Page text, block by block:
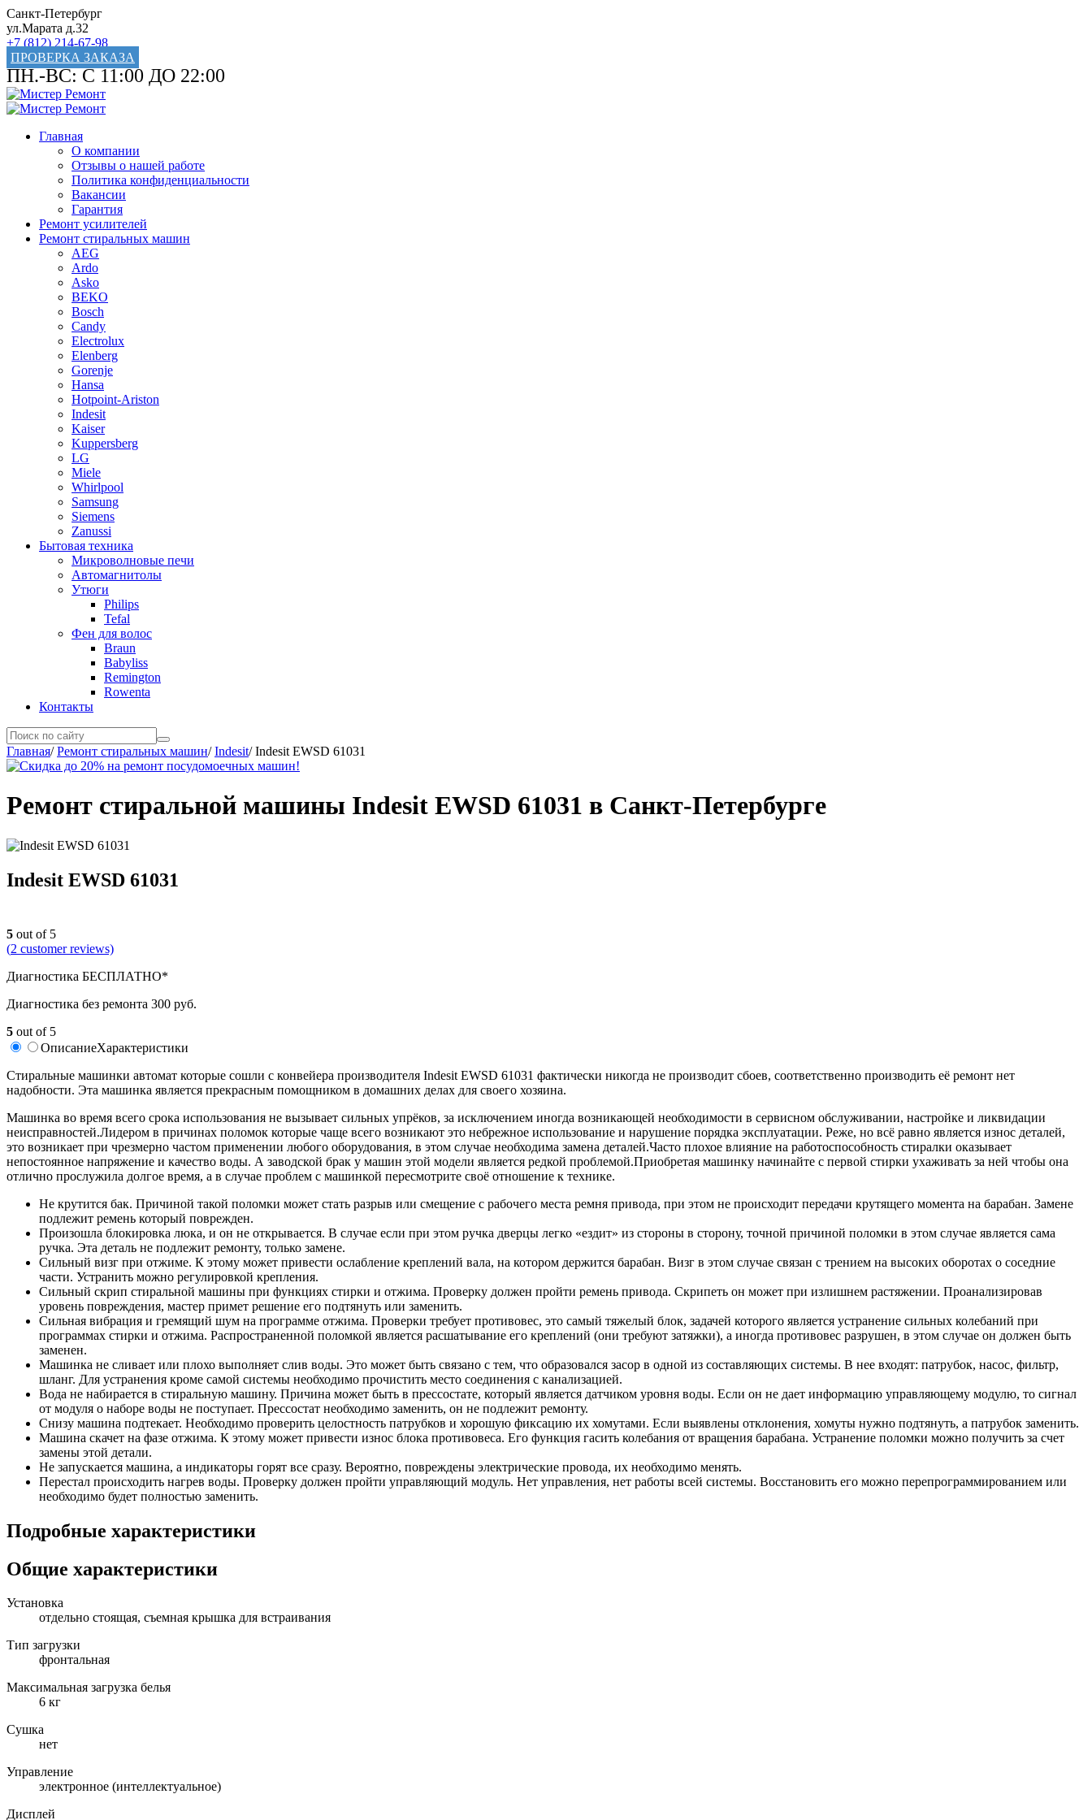
Санкт-Петербург
ул.Марата д.32
+7 (812) 214-67-98
ПРОВЕРКА ЗАКАЗА
ПН.-ВС: С 11:00 ДО 22:00
Главная
О компании
Отзывы о нашей работе
Политика конфиденциальности
Вакансии
Гарантия
Ремонт усилителей
Ремонт стиральных машин
AEG
Ardo
Asko
BEKO
Bosch
Candy
Electrolux
Elenberg
Gorenje
Hansa
Hotpoint-Ariston
Indesit
Kaiser
Kuppersberg
LG
Miele
Whirlpool
Samsung
Siemens
Zanussi
Бытовая техника
Микроволновые печи
Автомагнитолы
Утюги
Philips
Tefal
Фен для волос
Braun
Babyliss
Remington
Rowenta
Контакты
Главная/Ремонт стиральных машин/Indesit/Indesit EWSD 61031
Ремонт стиральной машины Indesit EWSD 61031 в Санкт-Петербурге
Indesit EWSD 61031
5 out of 5
(2 customer reviews)
Диагностика БЕСПЛАТНО*
Диагностика без ремонта 300 руб.
5 out of 5
ОписаниеХарактеристики
Стиральные машинки автомат которые сошли с конвейера производителя Indesit EWSD 61031 фактически никогда не производит сбоев, соответственно производить её ремонт нет
надобности. Эта машинка является прекрасным помощником в домашних делах для своего хозяина.
Машинка во время всего срока использования не вызывает сильных упрёков, за исключением иногда возникающей необходимости в сервисном обслуживании, настройке и ликвидации
неисправностей.Лидером в причинах поломок которые чаще всего возникают это небрежное использование и нарушение порядка эксплуатации. Реже, но всё равно является износ деталей,
это возникает при чрезмерно частом применении любого оборудования, в этом случае необходима замена деталей.Часто плохое влияние на работоспособность стиралки оказывает
непостоянное напряжение и качество воды. А заводской брак у машин этой модели является редкой проблемой.Приобретая машинку начинайте с первой стирки ухаживать за ней чтобы она
отлично прослужила долгое время, а в случае проблем с машинкой пересмотрите своё отношение к технике.
Не крутится бак. Причиной такой поломки может стать разрыв или смещение с рабочего места ремня привода, при этом не происходит передачи крутящего момента на барабан. Замене
подлежит ремень который поврежден.
Произошла блокировка люка, и он не открывается. В случае если при этом ручка дверцы легко «ездит» из стороны в сторону, точной причиной поломки в этом случае является сама
ручка. Эта деталь не подлежит ремонту, только замене.
Сильный визг при отжиме. К этому может привести ослабление креплений вала, на котором держится барабан. Визг в этом случае связан с трением на высоких оборотах о соседние
части. Устранить можно регулировкой крепления.
Сильный скрип стиральной машины при функциях стирки и отжима. Проверку должен пройти ремень привода. Скрипеть он может при излишнем растяжении. Проанализировав
уровень повреждения, мастер примет решение его подтянуть или заменить.
Сильная вибрация и гремящий шум на программе отжима. Проверки требует противовес, это самый тяжелый блок, задачей которого является устранение сильных колебаний при
программах стирки и отжима. Распространенной поломкой является расшатывание его креплений (они требуют затяжки), а иногда противовес разрушен, в этом случае он должен быть
заменен.
Машинка не сливает или плохо выполняет слив воды. Это может быть связано с тем, что образовался засор в одной из составляющих системы. В нее входят: патрубок, насос, фильтр,
шланг. Для устранения кроме самой системы необходимо прочистить место соединения с канализацией.
Вода не набирается в стиральную машину. Причина может быть в прессостате, который является датчиком уровня воды. Если он не дает информацию управляющему модулю, то сигнал
от модуля о наборе воды не поступает. Прессостат необходимо заменить, он не подлежит ремонту.
Снизу машина подтекает. Необходимо проверить целостность патрубков и хорошую фиксацию их хомутами. Если выявлены отклонения, хомуты нужно подтянуть, а патрубок заменить.
Машина скачет на фазе отжима. К этому может привести износ блока противовеса. Его функция гасить колебания от вращения барабана. Устранение поломки можно получить за счет
замены этой детали.
Не запускается машина, а индикаторы горят все сразу. Вероятно, повреждены электрические провода, их необходимо менять.
Перестал происходить нагрев воды. Проверку должен пройти управляющий модуль. Нет управления, нет работы всей системы. Восстановить его можно перепрограммированием или
необходимо будет полностью заменить.
Подробные характеристики
Общие характеристики
Установка
отдельно стоящая, съемная крышка для встраивания
Тип загрузки
фронтальная
Максимальная загрузка белья
6 кг
Сушка
нет
Управление
электронное (интеллектуальное)
Дисплей